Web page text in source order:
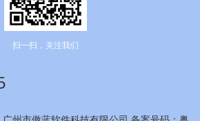
扫一扫，关注我们